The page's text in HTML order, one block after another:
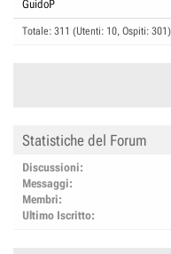
GuidoP
Totale: 311 (Utenti: 10, Ospiti: 301)
Statistiche del Forum
Discussioni
Messaggi
Membri
Ultimo Iscritto